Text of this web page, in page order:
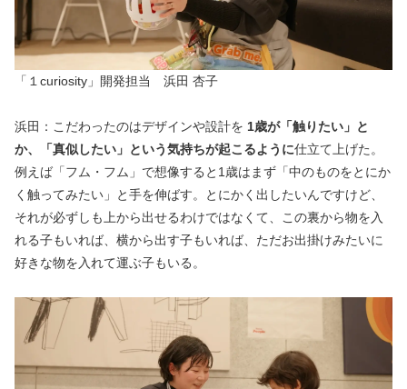
「１curiosity」開発担当　浜田 杏子
浜田：こだわったのはデザインや設計を 1歳が「触りたい」と
か、「真似したい」という気持ちが起こるように仕立て上げた。
例えば「フム・フム」で想像すると1歳はまず「中のものをとにか
く触ってみたい」と手を伸ばす。とにかく出したいんですけど、
それが必ずしも上から出せるわけではなくて、この裏から物を入
れる子もいれば、横から出す子もいれば、ただお出掛けみたいに
好きな物を入れて運ぶ子もいる。